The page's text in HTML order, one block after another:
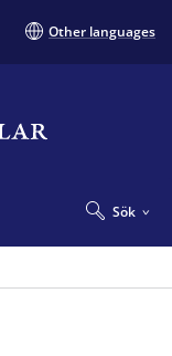
Other languages
Sök